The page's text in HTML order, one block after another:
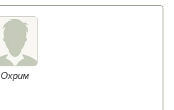
Охрим